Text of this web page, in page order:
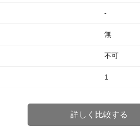
-
無
不可
1
詳しく比較する